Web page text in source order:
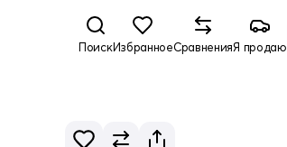
ПоискИзбранноеСравненияЯ продаю